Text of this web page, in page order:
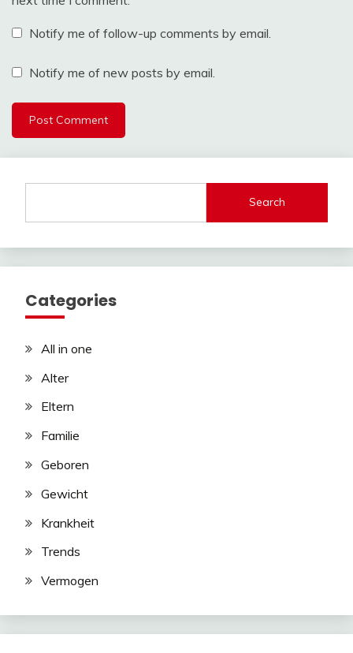
Notify me of follow-up comments by email.
Notify me of new posts by email.
Search
Categories
All in one
Alter
Eltern
Familie
Geboren
Gewicht
Krankheit
Trends
Vermogen